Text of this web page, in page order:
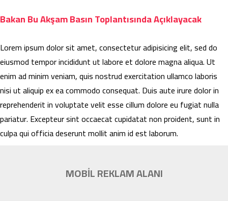
Bakan Bu Akşam Basın Toplantısında Açıklayacak
Lorem ipsum dolor sit amet, consectetur adipisicing elit, sed do
eiusmod tempor incididunt ut labore et dolore magna aliqua. Ut
enim ad minim veniam, quis nostrud exercitation ullamco laboris
nisi ut aliquip ex ea commodo consequat. Duis aute irure dolor in
reprehenderit in voluptate velit esse cillum dolore eu fugiat nulla
pariatur. Excepteur sint occaecat cupidatat non proident, sunt in
culpa qui officia deserunt mollit anim id est laborum.
MOBİL REKLAM ALANI